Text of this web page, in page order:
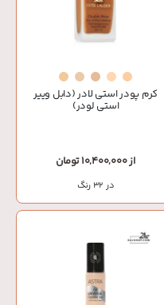
کرم پودر استی لادر (دابل وییر
استی لودر)
از 10,400,000 تومان
در 32 رنگ